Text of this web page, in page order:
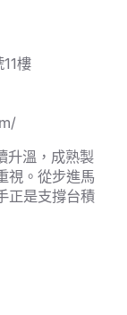
樓
升溫，成熟製
視。從步進馬
正是支撐台積